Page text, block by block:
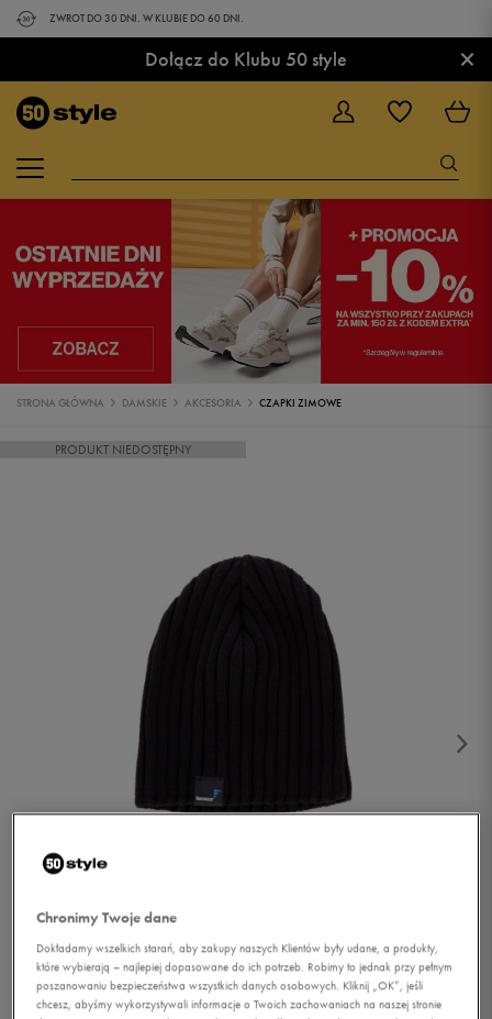
ZWROT DO 30 DNI. W KLUBIE DO 60 DNI.
Dołącz do Klubu 50 style ×
STRONA GŁÓWNA DAMSKIE AKCESORIA CZAPKI ZIMOWE
PRODUKT NIEDOSTĘPNY
Chronimy Twoje dane
Dokładamy wszelkich starań, aby zakupy naszych Klientów były udane, a produkty,
które wybierają – najlepiej dopasowane do ich potrzeb. Robimy to jednak przy pełnym
poszanowaniu bezpieczeństwa wszystkich danych osobowych. Kliknij „OK”, jeśli
chcesz, abyśmy wykorzystywali informacje o Twoich zachowaniach na naszej stronie